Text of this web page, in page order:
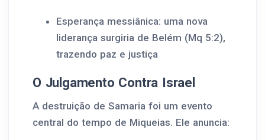
Esperança messiânica: uma nova
liderança surgiria de Belém (Mq 5:2),
trazendo paz e justiça
O Julgamento Contra Israel
A destruição de Samaria foi um evento
central do tempo de Miqueias. Ele anuncia: